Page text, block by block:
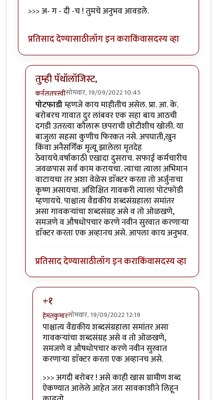
>>> अ- ग - दी -च ! तुमचे अनुभव आवडले.
प्रतिसाद देण्यासाठीलॉग इन कराकिंवासदस्य व्हा
तुम्ही पॅथॉलॉजिस्ट,
कर्नलतपस्वीसोमवार, 19/09/2022 10:45
In reply toधन्यवाद !byहेमंतकुमार
पोटफाडीम्हणजे काय माहीतीच असेल. प्रा. आ. के.
बरोबरच गावात दुर लांबवर एक सहा बाय आठची
दगडी उतरत्या कौलारू छपराची छोटीशीच खोली. या
बाजुला सहसा कुणीच फिरकत नसे. अपघाती,खुन
किंवा अनैसर्गिक मृत्यू झालेला मृतदेह
ठेवायचे.वर्षाकाठी एखादा दुसराच. सफाई कर्मचारीच
जवळपास सर्व काम करायचा. त्याचा त्याला अभिमान
वाटायचा तर अशा वेळेस डाॅक्टर करता तो अर्जुनाचा
कृष्ण असायचा. अशिक्षित गावकरी त्याला पोटफोडी
म्हणायचे. पाश्चात्य वैद्यकीय शब्दसंग्रहाला समांतर
असा गावकऱ्यांचा शब्दसंग्रह असे व तो ओळखणे,
समजणे व औषधोपचार करणे नवीन सुरवात करणाऱ्या
डाॅक्टर करता एक अव्हानच असे. आपला काय अनुभव.
प्रतिसाद देण्यासाठीलॉग इन कराकिंवासदस्य व्हा
+१
हेमंतकुमारसोमवार, 19/09/2022 12:19
In reply toतुम्ही पॅथॉलॉजिस्ट,byकर्नलतपस्वी
पाश्चात्य वैद्यकीय शब्दसंग्रहाला समांतर असा
गावकऱ्यांचा शब्दसंग्रह असे व तो ओळखणे,
समजणे व औषधोपचार करणे नवीन सुरवात
करणाऱ्या डाॅक्टर करता एक अव्हानच असे.
>>> अगदी बरोबर ! असे काही खास ग्रामीण शब्द
ऐकण्यात आलेले आहेत जरा सावकाशीने लिहून